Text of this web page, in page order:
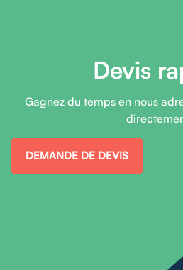
Devis
Gagnez du temps en nous
DEMANDE DE DEVIS